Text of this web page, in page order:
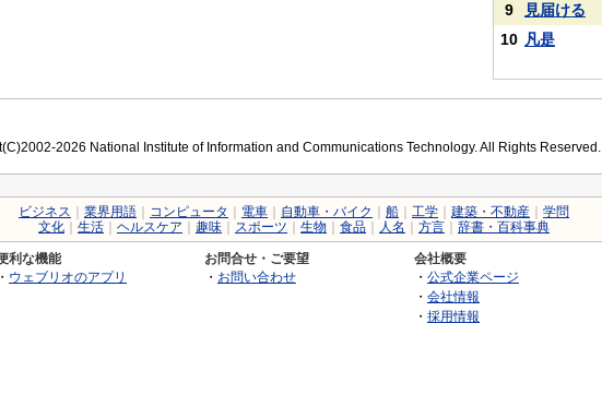
9
見届ける
10 凡是
2026 National Institute of Information and Communications Technology. All Rights Reserved.
ビジネス 業界用語 コンピュータ 電車 自動車・バイク 船 工学 建築・不動産
学問
文化
生活 ヘルスケア 趣味 スポーツ 生物 食品 人名 方言 辞書・百科事典
利な機能
・ ウェブリオのアプリ
お問合せ・ご要望
・ お問い合わせ
会社概要
・ 公式企業ページ
・ 会社情報
・ 採用情報